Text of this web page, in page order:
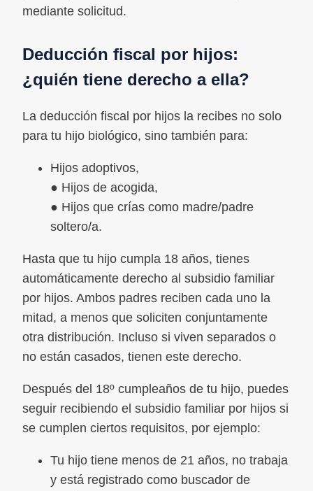
mediante solicitud.
Deducción fiscal por hijos:
¿quién tiene derecho a ella?
La deducción fiscal por hijos la recibes no solo
para tu hijo biológico, sino también para:
Hijos adoptivos,
● Hijos de acogida,
● Hijos que crías como madre/padre
soltero/a.
Hasta que tu hijo cumpla 18 años, tienes
automáticamente derecho al subsidio familiar
por hijos. Ambos padres reciben cada uno la
mitad, a menos que soliciten conjuntamente
otra distribución. Incluso si viven separados o
no están casados, tienen este derecho.
Después del 18º cumpleaños de tu hijo, puedes
seguir recibiendo el subsidio familiar por hijos si
se cumplen ciertos requisitos, por ejemplo:
Tu hijo tiene menos de 21 años, no trabaja
y está registrado como buscador de